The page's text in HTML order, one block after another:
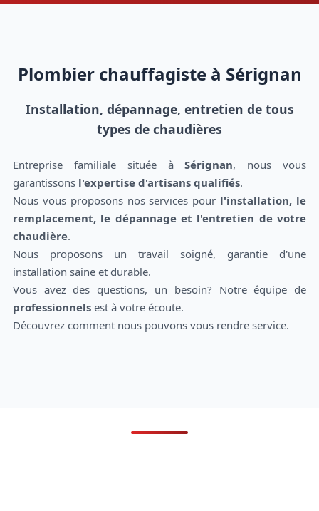
Plombier chauffagiste à Sérignan
Installation, dépannage, entretien de tous
types de chaudières
Entreprise familiale située àSérignan, nous vous
garantissons l'expertise d'artisans qualifiés.
Nous vous proposons nos services pour l'installation, le
remplacement, le dépannage et l'entretien de votre
chaudière.
Nous proposons un travail soigné, garantie d'une
installation saine et durable.
Vous avez des questions, un besoin? Notre équipe de
professionnelsest à votre écoute.
Découvrez comment nous pouvons vous rendre service.